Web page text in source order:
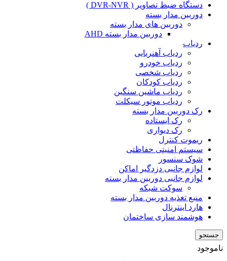
دستگاه ضبط تصاویر ( DVR-NVR )
دوربین مدار بسته
دوربین های مدار بسته
دوربین مدار بسته AHD
ردیاب
ردیاب آهنربایی
ردیاب خودرو
ردیاب شخصی
ردیاب کودکان
ردیاب ماشین سنگین
ردیاب موتور سیکلت
رک دوربین مدار بسته
رک ایستاده
رک دیواری
ریموت کنترل
سیستم امنیتی حفاظتی
شوک سنسور
لوازم جانبی دزدگیر اماکن
لوازم جانبی دوربین مدار بسته
سوکت شبکه
منبع تغذیه دوربین مدار بسته
هارد اینترنال
هوشمند سازی ساختمان
جستجو
ناموجود